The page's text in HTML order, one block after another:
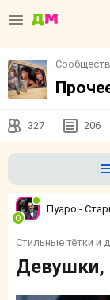
327 206
Стильные тётки и
Девушки,